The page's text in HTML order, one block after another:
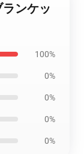
ンケッ
100%
0%
0%
0%
0%